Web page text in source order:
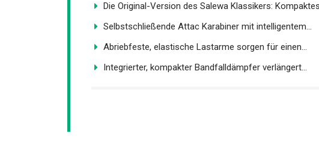
Die Original-Version des Salewa Klassikers:
Selbstschließende Attac Karabiner mit intelligentem...
Abriebfeste, elastische Lastarme sorgen für einen...
Integrierter, kompakter Bandfalldämpfer verlängert...